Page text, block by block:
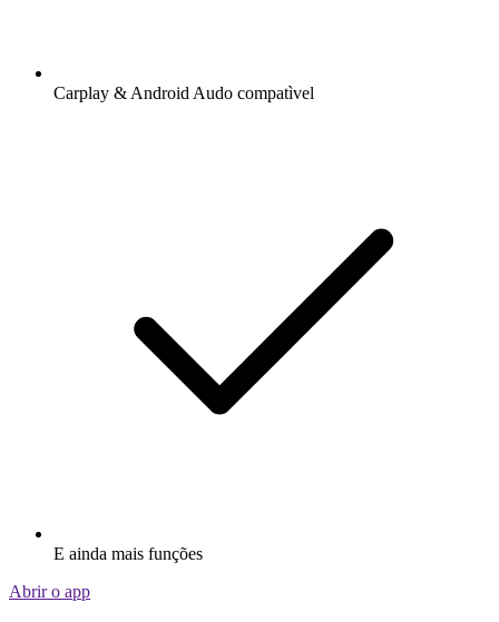
Carplay & Android Audo compatìvel
E ainda mais funções
Abrir o app